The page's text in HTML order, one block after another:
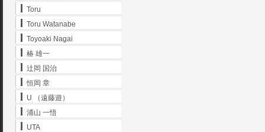
Toru
Toru Watanabe
Toyoaki Nagai
椿 雄一
辻岡 国治
恒岡 章
U （遠藤遊）
浦山 一悟
UTA